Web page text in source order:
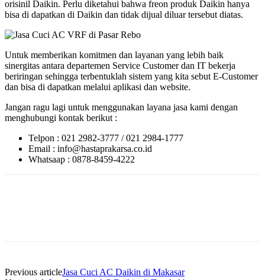
orisinil Daikin. Perlu diketahui bahwa freon produk Daikin hanya
bisa di dapatkan di Daikin dan tidak dijual diluar tersebut diatas.
Untuk memberikan komitmen dan layanan yang lebih baik
sinergitas antara departemen Service Customer dan IT bekerja
beriringan sehingga terbentuklah sistem yang kita sebut E-Customer
dan bisa di dapatkan melalui aplikasi dan website.
Jangan ragu lagi untuk menggunakan layana jasa kami dengan
menghubungi kontak berikut :
Telpon : 021 2982-3777 / 021 2984-1777
Email : info@hastaprakarsa.co.id
Whatsaap : 0878-8459-4222
Previous articleJasa Cuci AC Daikin di Makasar